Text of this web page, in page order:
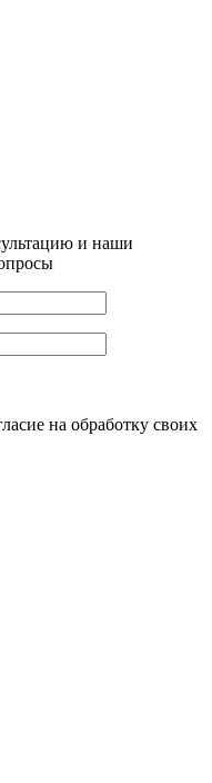
и наши
на обработку своих